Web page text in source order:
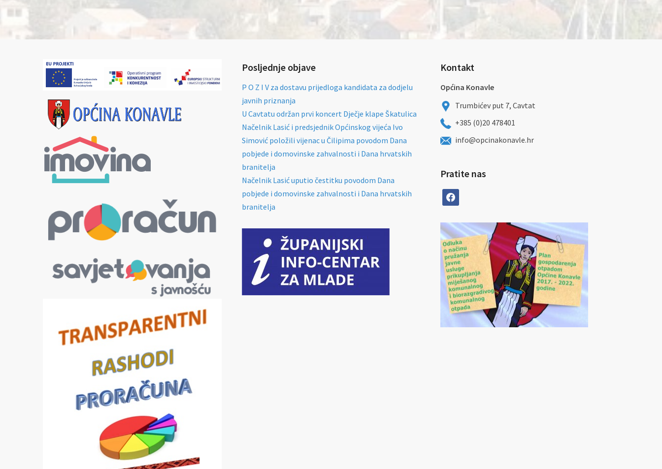
Posljednje objave
P O Z I V za dostavu prijedloga kandidata za dodjelu
javnih priznanja
U Cavtatu održan prvi koncert Dječje klape Škatulica
Načelnik Lasić i predsjednik Općinskog vijeća Ivo
Simović položili vijenac u Čilipima povodom Dana
pobjede i domovinske zahvalnosti i Dana hrvatskih
branitelja
Načelnik Lasić uputio čestitku povodom Dana
pobjede i domovinske zahvalnosti i Dana hrvatskih
branitelja
Kontakt
Općina Konavle
Trumbićev put 7, Cavtat
+385 (0)20 478401
info@opcinakonavle.hr
Pratite nas
facebook